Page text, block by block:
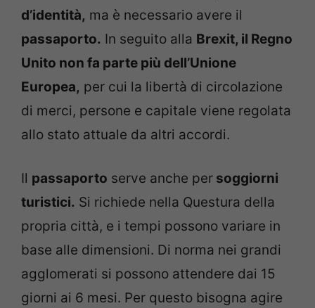
d’identità, ma è necessario avere il
passaporto. In seguito alla Brexit, il Regno
Unito non fa parte più dell’Unione
Europea, per cui la libertà di circolazione
di merci, persone e capitale viene regolata
allo stato attuale da altri accordi.
Il passaporto serve anche per soggiorni
turistici. Si richiede nella Questura della
propria città, e i tempi possono variare in
base alle dimensioni. Di norma nei grandi
agglomerati si possono attendere dai 15
giorni ai 6 mesi. Per questo bisogna agire